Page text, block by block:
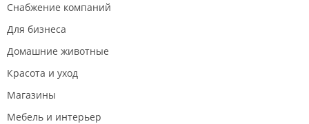
Снабжение компаний
Для бизнеса
Домашние животные
Красота и уход
Магазины
Мебель и интерьер